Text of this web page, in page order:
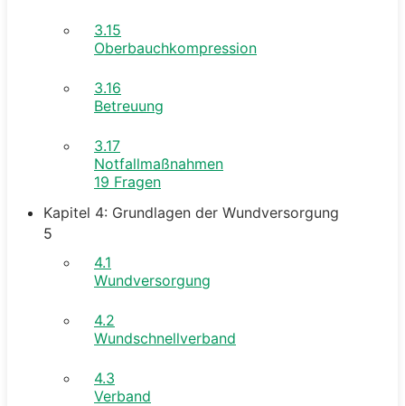
3.15
Oberbauchkompression
3.16
Betreuung
3.17
Notfallmaßnahmen
19 Fragen
Kapitel 4: Grundlagen der Wundversorgung
5
4.1
Wundversorgung
4.2
Wundschnellverband
4.3
Verband